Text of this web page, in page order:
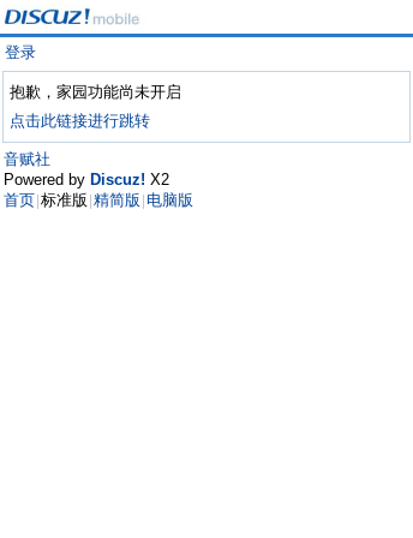
登录
抱歉，家园功能尚未开启
点击此链接进行跳转
音赋社
Powered by Discuz! X2
首页 标准版 精简版 电脑版